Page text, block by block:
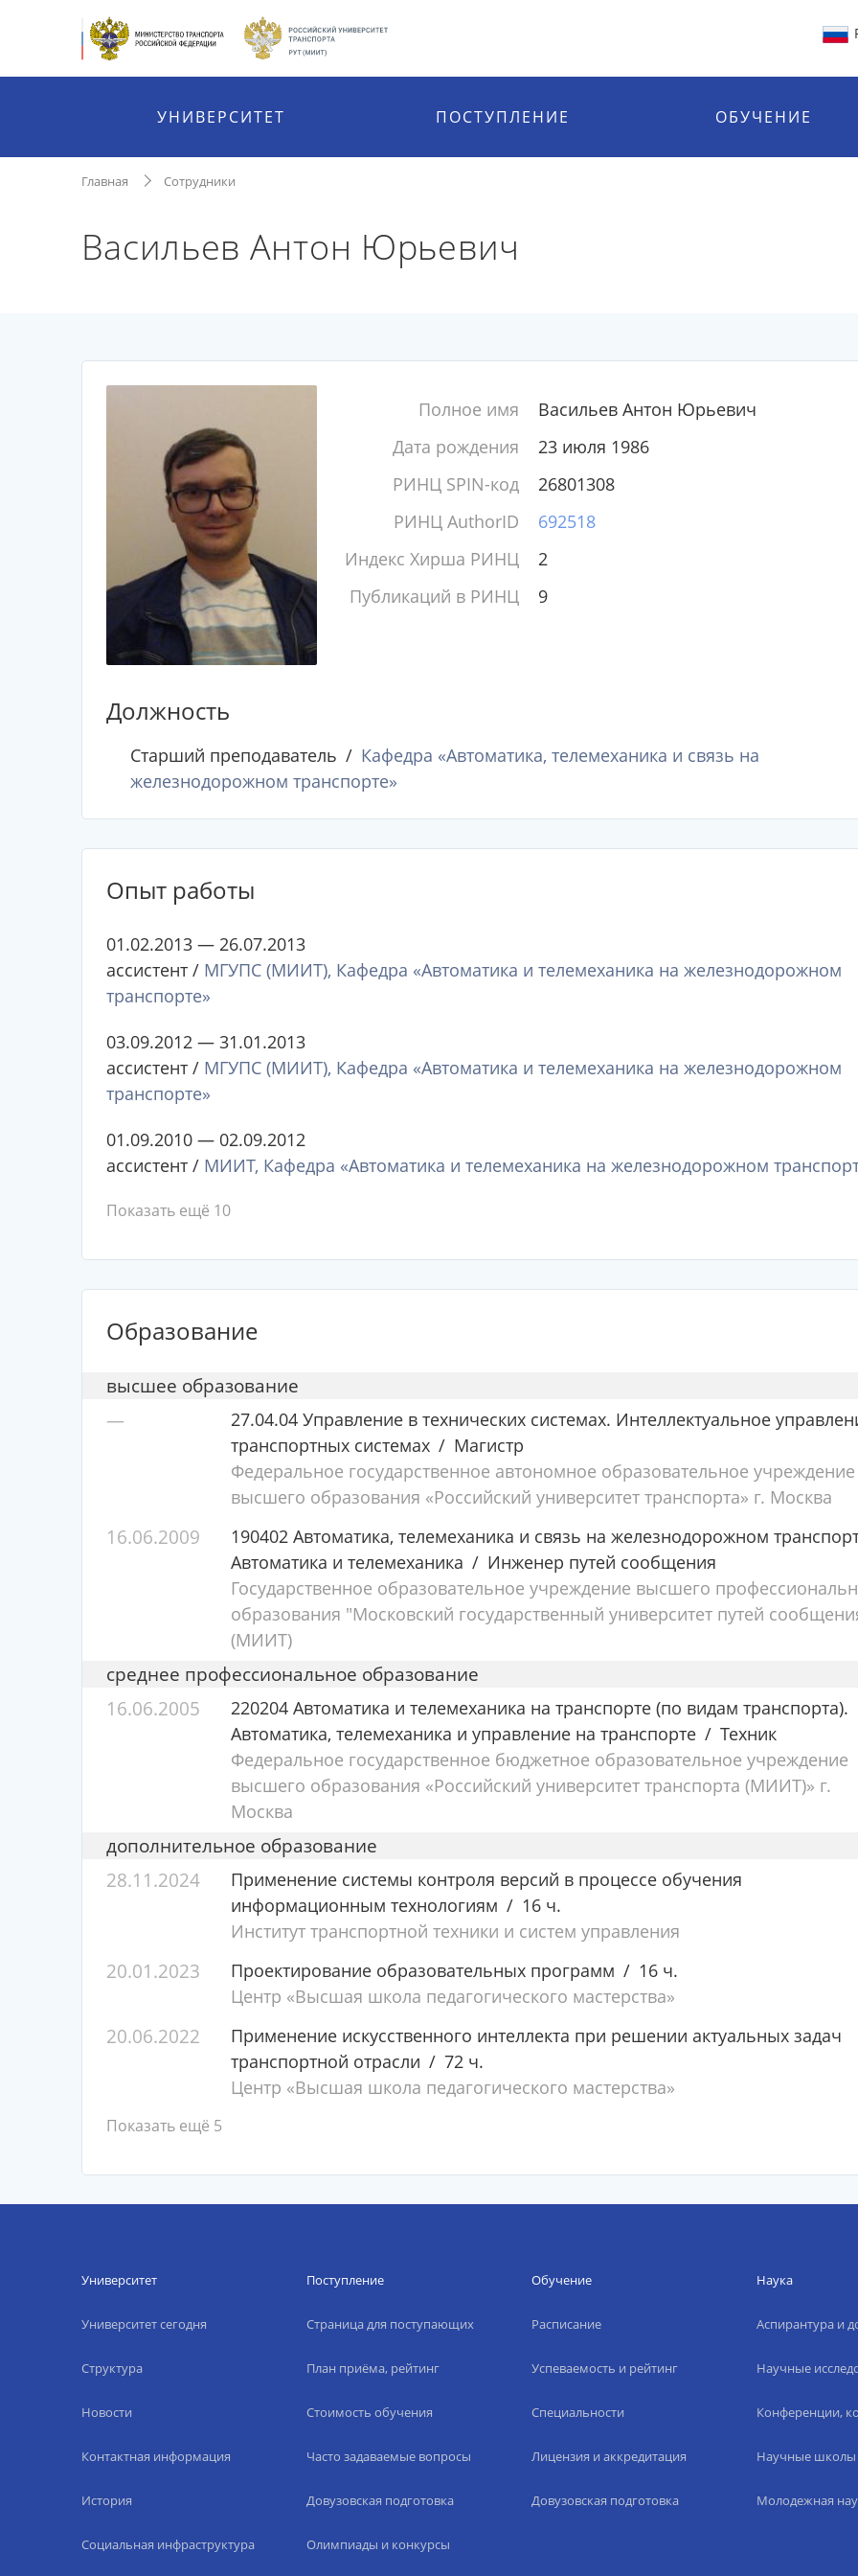
УНИВЕРСИТЕТ ПОСТУПЛЕНИЕ ОБУЧЕНИЕ
Главная Сотрудники
Васильев Антон Юрьевич
Полное имя
Васильев Антон Юрьевич
Дата рождения
23 июля 1986
РИНЦ SPIN-код
26801308
РИНЦ AuthorID
692518
Индекс Хирша РИНЦ
2
Публикаций в РИНЦ
9
Должность
Старший преподаватель
Кафедра «Автоматика, телемеханика и связь на
железнодорожном транспорте»
Опыт работы
01.02.2013 — 26.07.2013
ассистент / МГУПС (МИИТ), Кафедра «Автоматика и телемеханика на железнодорожном
транспорте»
03.09.2012 — 31.01.2013
ассистент / МГУПС (МИИТ), Кафедра «Автоматика и телемеханика на железнодорожном
транспорте»
01.09.2010 — 02.09.2012
ассистент / МИИТ, Кафедра «Автоматика и телемеханика на железнодорожном
Показать ещё 10
Образование
высшее образование
—
27.04.04 Управление в технических системах. Интеллектуальное
транспортных системах
Магистр
Федеральное государственное автономное образовательное учреждение
высшего образования «Российский университет транспорта» г. Москва
16.06.2009
190402 Автоматика, телемеханика и связь на железнодорожном
Автоматика и телемеханика
Инженер путей сообщения
Государственное образовательное учреждение высшего
образования "Московский государственный университет путей
(МИИТ)
среднее профессиональное образование
16.06.2005
220204 Автоматика и телемеханика на транспорте (по видам транспорта).
Автоматика, телемеханика и управление на транспорте
Техник
Федеральное государственное бюджетное образовательное учреждение
высшего образования «Российский университет транспорта (МИИТ)» г.
Москва
дополнительное образование
28.11.2024
Применение системы контроля версий в процессе обучения
информационным технологиям
16 ч.
Институт транспортной техники и систем управления
20.01.2023 Проектирование образовательных программ
16 ч.
Центр «Высшая школа педагогического мастерства»
20.06.2022
Применение искусственного интеллекта при решении актуальных задач
транспортной отрасли
72 ч.
Центр «Высшая школа педагогического мастерства»
Показать ещё 5
Университет
Университет сегодня
Структура
Новости
Контактная информация
История
Социальная инфраструктура
Поступление
Страница для поступающих
План приёма, рейтинг
Стоимость обучения
Часто задаваемые вопросы
Довузовская подготовка
Олимпиады и конкурсы
Обучение
Расписание
Успеваемость и рейтинг
Специальности
Лицензия и аккредитация
Довузовская подготовка
Наука
Аспирантура и
Научные
Конференции,
Научные школы
Молодежная